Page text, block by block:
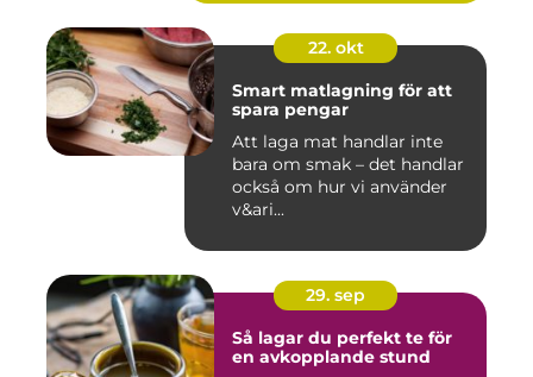
22. okt
Smart matlagning för att
spara pengar
Att laga mat handlar inte
bara om smak – det handlar
också om hur vi använder
v&ari...
29. sep
Så lagar du perfekt te för
en avkopplande stund